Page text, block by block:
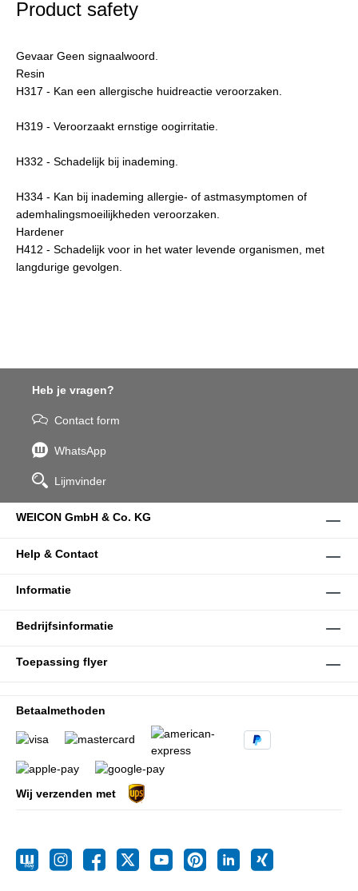
Product safety
Gevaar Geen signaalwoord.
Resin
H317 - Kan een allergische huidreactie veroorzaken.
H319 - Veroorzaakt ernstige oogirritatie.
H332 - Schadelijk bij inademing.
H334 - Kan bij inademing allergie- of astmasymptomen of
ademhalingsmoeilijkheden veroorzaken.
Hardener
H412 - Schadelijk voor in het water levende organismen, met
langdurige gevolgen.
Heb je vragen?
Contact form
WhatsApp
Lijmvinder
WEICON GmbH & Co. KG
Help & Contact
Informatie
Bedrijfsinformatie
Toepassing flyer
Betaalmethoden
Wij verzenden met